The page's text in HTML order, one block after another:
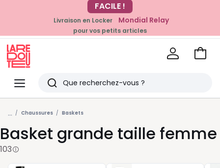
EN CE MOMENT
-20% dès 39€*
sur la mode
Livraison en Locker Mondial Relay
pour vos petits articles
Menu
Redoute
Rechercher
Derniers
articles
vus
Voir
... Chaussures Baskets
Basket grande taille femme
103